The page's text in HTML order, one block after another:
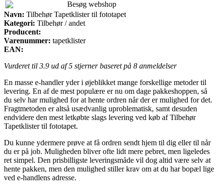
Besøg webshop
Navn: Tilbehør Tapetklister til fototapet
Kategori: Tilbehør / andet
Producent:
Varenummer: tapetklister
EAN:
Vurderet til 3.9 ud af 5 stjerner baseret på 8 anmeldelser
En masse e-handler yder i øjeblikket mange forskellige metoder til
levering. En af de mest populære er nu om dage pakkeshoppen, så
du selv har mulighed for at hente ordren når der er mulighed for det.
Fragtmetoden er altså usædvanlig uproblematisk, samt desuden
endvidere den mest letkøbte slags levering ved køb af Tilbehør
Tapetklister til fototapet.
Du kunne ydermere prøve at få ordren sendt hjem til dig eller til når
du er på job. Muligheden bliver ofte lidt mere pebret, men ligeledes
ret simpel. Den prisbilligste leveringsmåde vil dog altid være selv at
hente pakken, men den mulighed stiller krav om at du har bopæl lige
ved e-handlens adresse.